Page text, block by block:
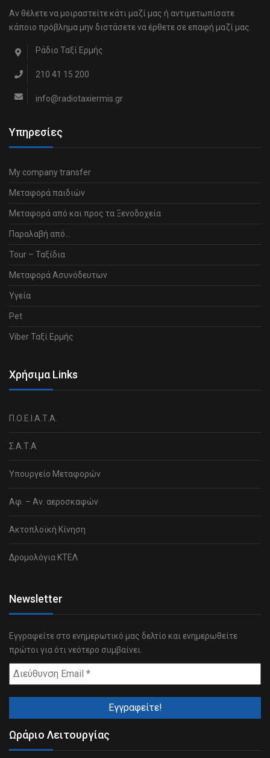
Αν θέλετε να μοιραστείτε κάτι μαζί μας ή αντιμετωπίσατε
κάποιο πρόβλημα μην διστάσετε να έρθετε σε επαφή μαζί μας.
Ράδιο Ταξί Ερμής
210 41 15 200
info@radiotaxiermis.gr
Υπηρεσίες
My company transfer
Μεταφορά παιδιών
Μεταφορά από και προς τα Ξενοδοχεία
Παραλαβή από…
Tour – Ταξίδια
Μεταφορά Ασυνόδευτων
Υγεία
Pet
Viber Ταξί Ερμής
Χρήσιμα Links
Π.Ο.Ε.Ι.Α.Τ.Α.
Σ.Α.Τ.Α
Υπουργείο Μεταφορών
Αφ. – Αν. αεροσκαφών
Ακτοπλοϊκή Κίνηση
Δρομολόγια ΚΤΕΛ
Newsletter
Εγγραφείτε στο ενημερωτικό μας δελτίο και ενημερωθείτε
πρώτοι για ότι νεότερο συμβαίνει.
Ωράριο Λειτουργίας